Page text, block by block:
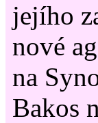
jejího
nové
na
Bakos